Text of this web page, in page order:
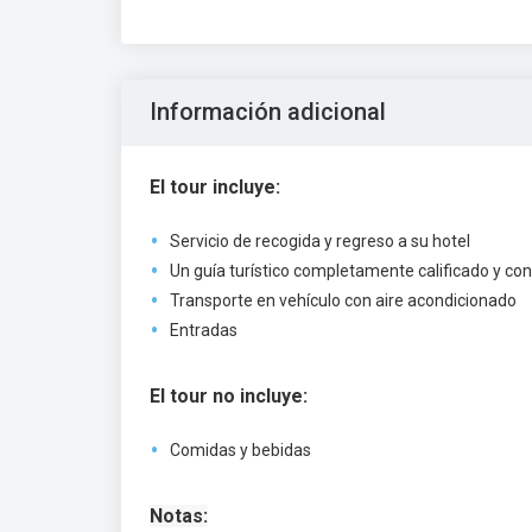
Información adicional
El tour incluye:
Servicio de recogida y regreso a su hotel
Un guía turístico completamente calificado y
Transporte en vehículo con aire acondicionado
Entradas
El tour no incluye:
Comidas y bebidas
Notas: